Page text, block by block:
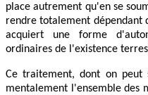
place autrement qu'en se
rendre totalement
acquiert une forme
ordinaires de l'existence
Ce traitement, dont on peut
mentalement l'ensemble des